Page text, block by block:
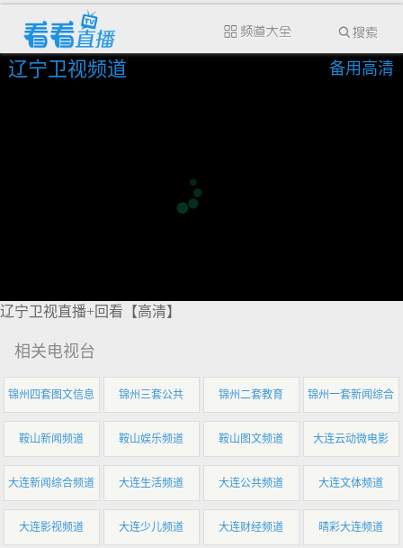
辽宁卫视频道 备用高清
辽宁卫视直播+回看【高清】
相关电视台
锦州四套图文信息 锦州三套公共 锦州二套教育 锦州一套新闻综合
鞍山新闻频道 鞍山娱乐频道 鞍山图文频道 大连云动微电影
大连新闻综合频道 大连生活频道 大连公共频道 大连文体频道
大连影视频道 大连少儿频道 大连财经频道 晴彩大连频道